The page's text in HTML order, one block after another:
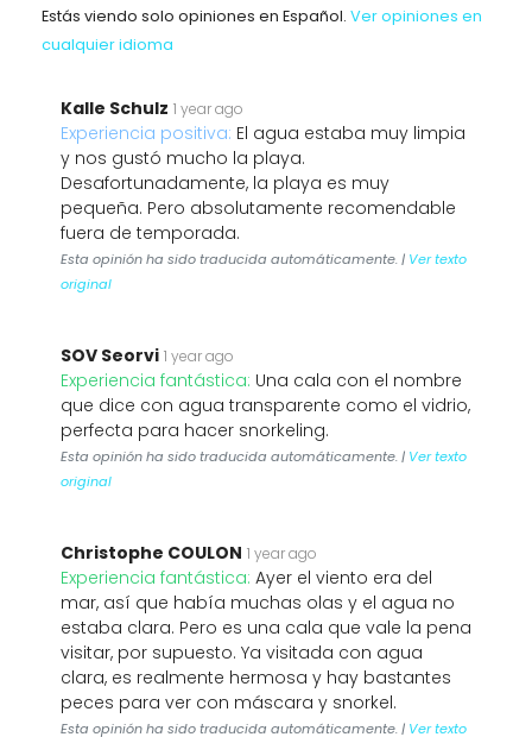
Estás viendo solo opiniones en Español. Ver opiniones en
cualquier idioma
Kalle Schulz 1 year ago
Experiencia positiva: El agua estaba muy limpia
y nos gustó mucho la playa.
Desafortunadamente, la playa es muy
pequeña. Pero absolutamente recomendable
fuera de temporada.
Esta opinión ha sido traducida automáticamente. | Ver texto
original
SOV Seorvi 1 year ago
Experiencia fantástica: Una cala con el nombre
que dice con agua transparente como el vidrio,
perfecta para hacer snorkeling.
Esta opinión ha sido traducida automáticamente. | Ver texto
original
Christophe COULON 1 year ago
Experiencia fantástica: Ayer el viento era del
mar, así que había muchas olas y el agua no
estaba clara. Pero es una cala que vale la pena
visitar, por supuesto. Ya visitada con agua
clara, es realmente hermosa y hay bastantes
peces para ver con máscara y snorkel.
Esta opinión ha sido traducida automáticamente. | Ver texto